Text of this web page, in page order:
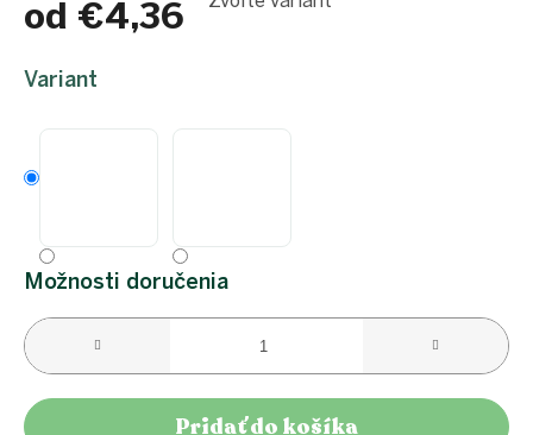
od €4,36
cena:
Variant
Možnosti doručenia
Pridať do košíka